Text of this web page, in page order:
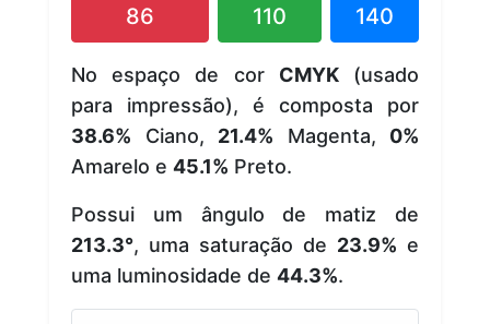
86 110 140
No espaço de cor CMYK(usado
para impressão), é composta por
38.6% Ciano, 21.4% Magenta, 0%
Amarelo e 45.1% Preto.
Possui um ângulo de matiz de
213.3°, uma saturação de 23.9% e
uma luminosidade de 44.3%.